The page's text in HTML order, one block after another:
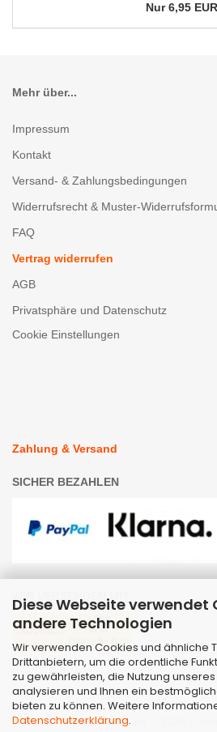
Diese Webseite verwendet
andere Technologien
Wir verwenden Cookies und ähnliche
Drittanbietern, um die ordentliche
zu gewährleisten, die Nutzung
analysieren und Ihnen ein
bieten zu können. Weitere
Datenschutzerklärung.
Nur 6,95 EUR
Mehr über...
Impressum
Kontakt
Versand- & Zahlungsbedingungen
Widerrufsrecht & Muster-
FAQ
Vertrag widerrufen
AGB
Privatsphäre und Datenschutz
Cookie Einstellungen
Zahlung & Versand
SICHER BEZAHLEN
WIR VERSENDEN MIT
Webshopby Gambio.de © 2026 |